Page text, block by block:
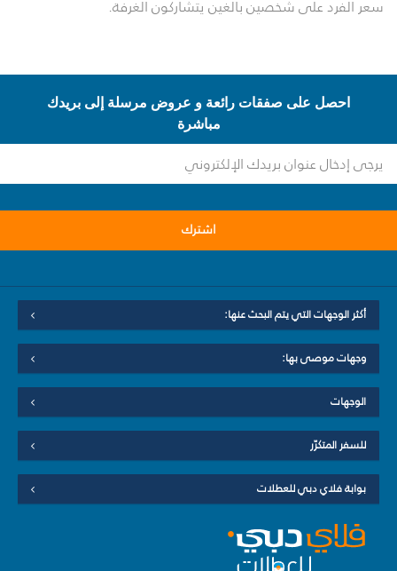
سعر الفرد على شخصين بالغين يتشاركون الغرفة.
احصل على صفقات رائعة و عروض مرسلة إلى بريدك
مباشرة
اشترك
أكثر الوجهات التي يتم البحث عنها:
وجهات موصى بها:
الوجهات
للسفر المتكرّر
بوابة فلاي دبي للعطلات